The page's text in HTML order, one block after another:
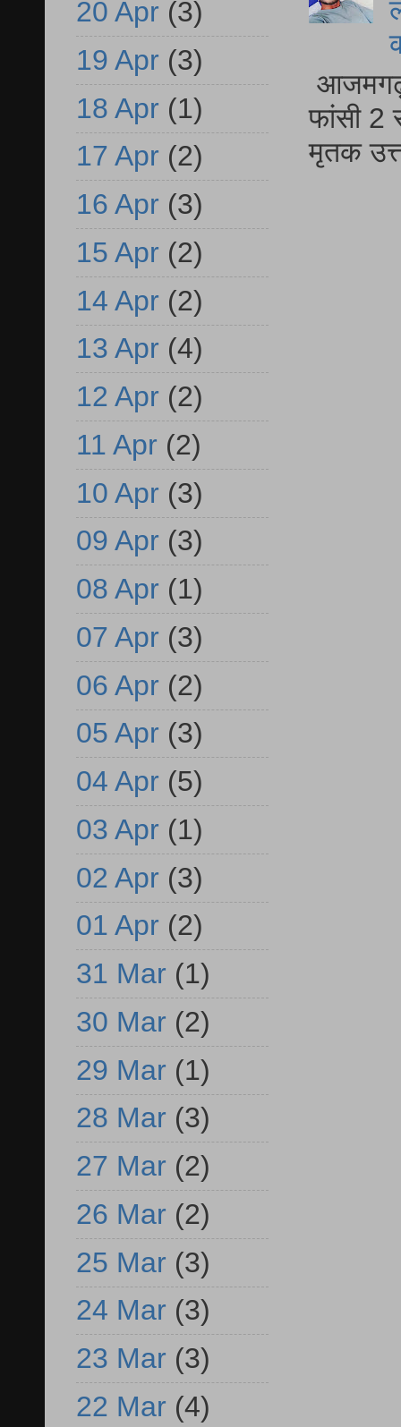
आजमगढ़
फांसी 2
मृतक
20 Apr (3)
19 Apr (3)
18 Apr (1)
17 Apr (2)
16 Apr (3)
15 Apr (2)
14 Apr (2)
13 Apr (4)
12 Apr (2)
11 Apr (2)
10 Apr (3)
09 Apr (3)
08 Apr (1)
07 Apr (3)
06 Apr (2)
05 Apr (3)
04 Apr (5)
03 Apr (1)
02 Apr (3)
01 Apr (2)
31 Mar (1)
30 Mar (2)
29 Mar (1)
28 Mar (3)
27 Mar (2)
26 Mar (2)
25 Mar (3)
24 Mar (3)
23 Mar (3)
22 Mar (4)